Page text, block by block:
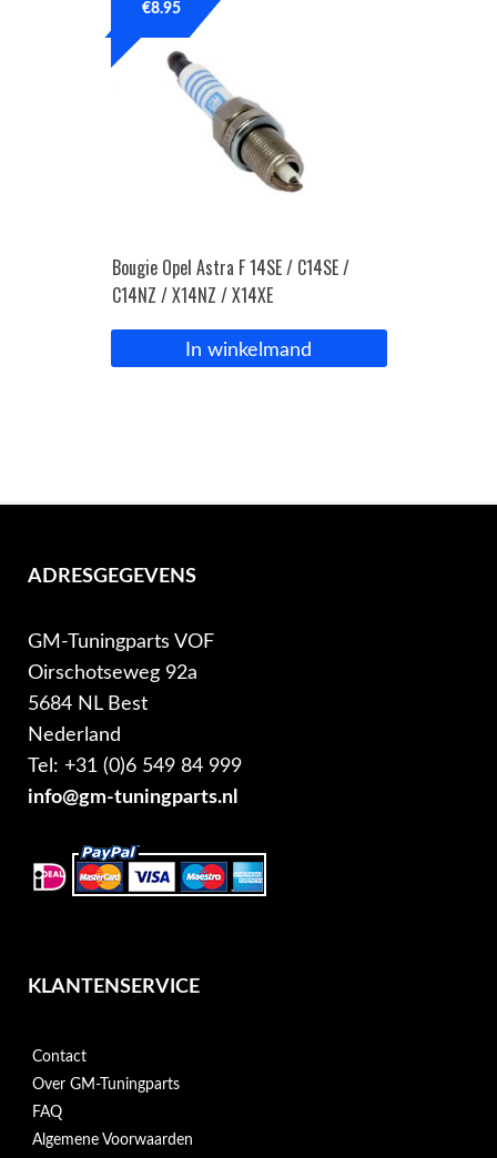
Bougie Opel Astra F 14SE / C14SE /
C14NZ / X14NZ / X14XE
€8.95
In winkelmand
ADRESGEGEVENS
GM-Tuningparts VOF
Oirschotseweg 92a
5684 NL Best
Nederland
Tel: +31 (0)6 549 84 999
info@gm-tuningparts.nl
KLANTENSERVICE
Contact
Over GM-Tuningparts
FAQ
Algemene Voorwaarden